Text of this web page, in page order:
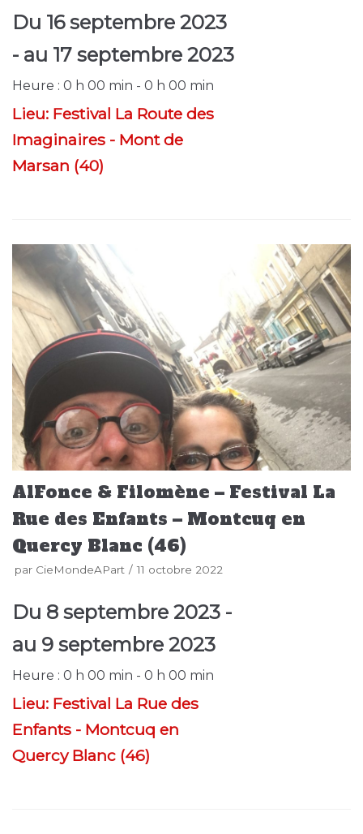
Du 16 septembre 2023
- au 17 septembre 2023
Heure : 0 h 00 min - 0 h 00 min
Lieu: Festival La Route des
Imaginaires - Mont de
Marsan (40)
AlFonce & Filomène – Festival La
Rue des Enfants – Montcuq en
Quercy Blanc (46)
par CieMondeAPart 11 octobre 2022
Du 8 septembre 2023 -
au 9 septembre 2023
Heure : 0 h 00 min - 0 h 00 min
Lieu: Festival La Rue des
Enfants - Montcuq en
Quercy Blanc (46)